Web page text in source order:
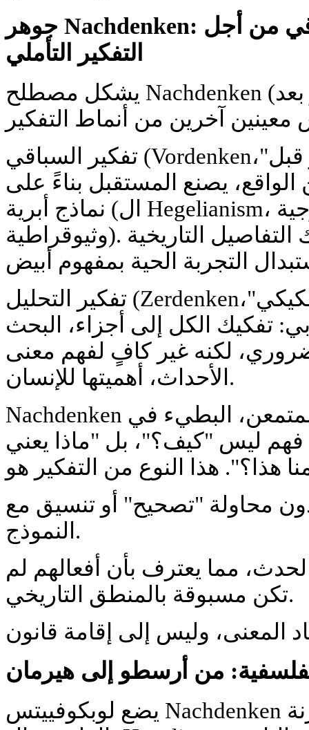
جوهر Nachdenken: الابتعاد عن التفكير السباقي من أجل
التفكير التأملي
يشكل مصطلح Nachdenken (بمعنى "تفكير بعد") الذي
تفكير السباقي (Vordenken،"تفكير قبل"). هذا النوع من
الواقع، يصنع المستقبل بناءً على
نماذج أبرية (ال Hegelianism، الماركسية، أي إيديولوجية
وثيوقراطية). خطورته تكمن في انتهاك التفاصيل التاريخية
تفكير التحليل (Zerdenken،"تفكير تفكيكي"). هذا النوع من
تفكيك الكل إلى أجزاء، البحث
لكنه غير كافٍ لفهم معنى
الأحداث، أهميتها للإنسان.
Nachdenken هو الطريق الثالث: التفكير المتمعن، البطيء في
ليس "كيف؟"، بل "ماذا يعني
محاولة "تصحيح" أو تنسيق مع
النموذج.
مما يعترف بأن أفعالهم لم
تكن مسبوقة بالمنطق التاريخي.
من أرسطو إلى هيرمان
يضع لوبكوفييتس Nachdenken في تراث أوسع، يبرزها مقارنة